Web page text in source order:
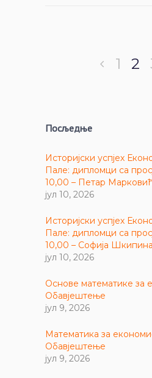
1 2
Посљедње
Историјски успјех
Пале: дипломци са
10,00 – Петар
јул 10, 2026
Историјски успјех
Пале: дипломци са
10,00 – Софија Шкипина
јул 10, 2026
Основе математике за
Обавјештење
јул 9, 2026
Математика за
Обавјештење
јул 9, 2026